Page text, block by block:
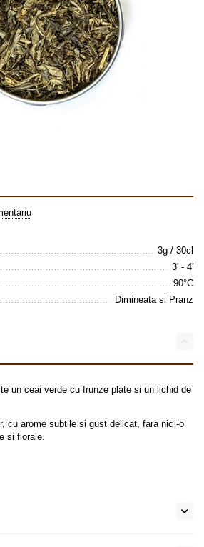
3g / 30cl
3' - 4'
90°C
Dimineata si Pranz
un ceai verde cu frunze plate si un lichid de
cu arome subtile si gust delicat, fara nici-o
si florale.